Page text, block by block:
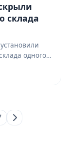
склада
одного